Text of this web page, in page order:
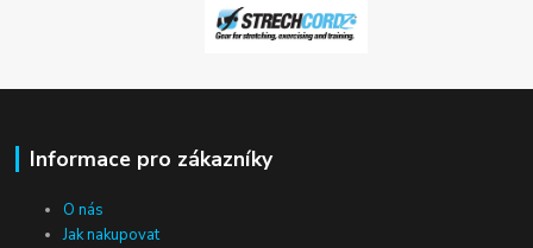
Informace pro zákazníky
O nás
Jak nakupovat